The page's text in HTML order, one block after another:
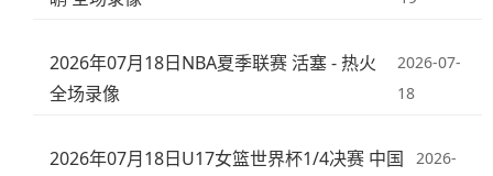
2026年07月18日NBA夏季联赛 活塞 - 热火
全场录像
2026-07-
18
2026年07月18日U17女篮世界杯1/4决赛 中国
2026-